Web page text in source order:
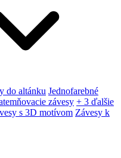
do altánku Jednofarebné
závesy + 3 ďalšie
s 3D motívom Závesy k